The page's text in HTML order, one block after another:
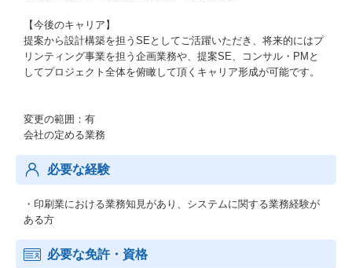
【今後のキャリア】
提案から設計構築を担うSEとしてご活躍いただき、将来的にはプ
リンティング事業を担う企画業務や、提案SE、コンサル・PMと
してプロジェクト全体を俯瞰して頂くキャリア形成が可能です。
変更の範囲：有
会社の定める業務
必要な経験
・印刷業における業務知見があり、システムに関する業務経験が
ある方
必要な免許・資格